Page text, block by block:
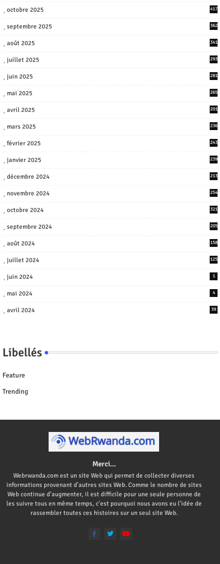
octobre 2025 417
septembre 2025 362
août 2025 341
juillet 2025 293
juin 2025 281
mai 2025 265
avril 2025 201
mars 2025 236
février 2025 243
janvier 2025 239
décembre 2024 213
novembre 2024 254
octobre 2024 321
septembre 2024 205
août 2024 158
juillet 2024 125
juin 2024 1
mai 2024 4
avril 2024 39
Libellés
Feature
Trending
Merci...
Webrwanda.com est un site Web qui permet de collecter diverses
informations provenant d'autres sites Web. Comme le nombre de sites
Web continue d'augmenter, il est difficile pour une seule personne de
les suivre tous en même temps, c'est pourquoi nous avons eu l'idée de
rassembler toutes ces histoires sur un seul site Web.